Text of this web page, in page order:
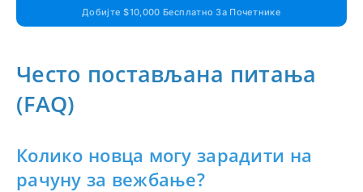
Добијте $10,000 Бесплатно За Почетнике
Често постављана питања
(FAQ)
Колико новца могу зарадити на
рачуну за вежбање?